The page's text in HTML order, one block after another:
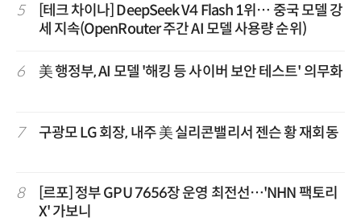
5
[테크 차이나] DeepSeek V4 Flash 1위… 중국 모델 강
세 지속(OpenRouter 주간 AI 모델 사용량 순위)
6 美 행정부, AI 모델 '해킹 등 사이버 보안 테스트' 의무화
7 구광모 LG 회장, 내주 美 실리콘밸리서 젠슨 황 재회동
8
[르포] 정부 GPU 7656장 운영 최전선…'NHN 팩토리
X' 가보니